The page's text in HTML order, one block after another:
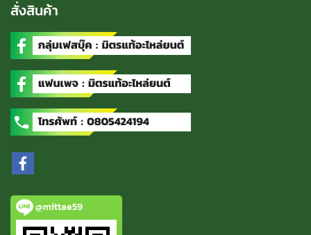
สั่งสินค้า
@mittae59